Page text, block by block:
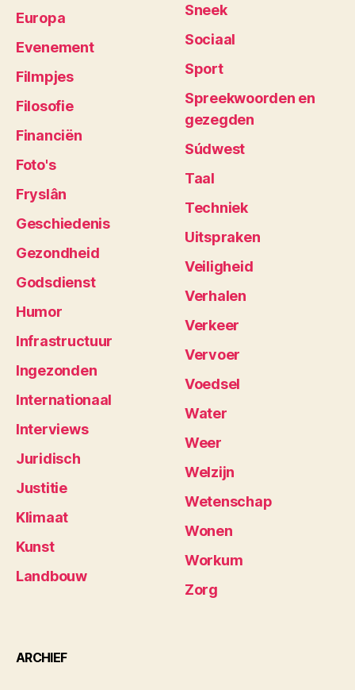
Europa
Evenement
Filmpjes
Filosofie
Financiën
Foto's
Fryslân
Geschiedenis
Gezondheid
Godsdienst
Humor
Infrastructuur
Ingezonden
Internationaal
Interviews
Juridisch
Justitie
Klimaat
Kunst
Landbouw
Sneek
Sociaal
Sport
Spreekwoorden en
gezegden
Súdwest
Taal
Techniek
Uitspraken
Veiligheid
Verhalen
Verkeer
Vervoer
Voedsel
Water
Weer
Welzijn
Wetenschap
Wonen
Workum
Zorg
ARCHIEF